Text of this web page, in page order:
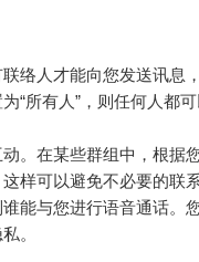
络人才能向您发送讯息
“所有人”，则任何人都可
。在某些群组中，根据
样可以避免不必要的联系
能与您进行语音通话。
。